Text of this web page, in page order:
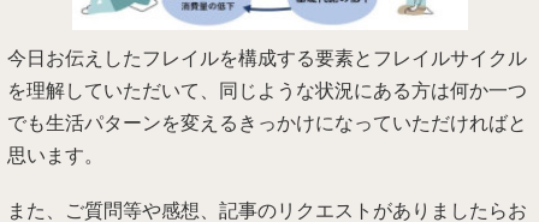
今日お伝えしたフレイルを構成する要素とフレイルサイクル
を理解していただいて、同じような状況にある方は何か一つ
でも生活パターンを変えるきっかけになっていただければと
思います。
また、ご質問等や感想、記事のリクエストがありましたらお